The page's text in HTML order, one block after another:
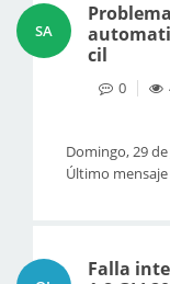
SA
cil
0
Domingo, 29 de
Último
Falla